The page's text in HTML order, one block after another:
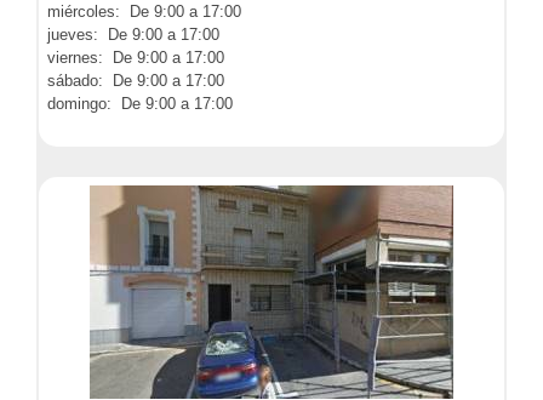
miércoles: De 9:00 a 17:00
jueves: De 9:00 a 17:00
viernes: De 9:00 a 17:00
sábado: De 9:00 a 17:00
domingo: De 9:00 a 17:00